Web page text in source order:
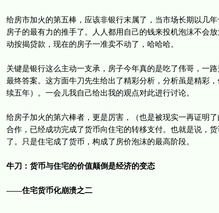
给房市加火的第五棒，应该非银行末属了，当市场长期以几
房子的最有力的推手了。人人都用自己的钱来投机泡沫不会
动按揭贷款，现在的房子一准卖不动了，哈哈哈。
关键是银行这么主动一支承，房子今年真的是吃了伟哥，一
最终答案。这方面牛刀先生给出了精彩分析，分析虽是精彩
续五年）。一会儿我自己给出我的观点对此进行讨论。
给房子加火的第六棒者，更是厉害，（也是被现实一再证明
合作，已经成功完成了货币向住宅的转移支付。也就是说，
了。只是住宅成了货币，构成了房价泡沫的最高阶段。
牛刀：货币与住宅的价值颠倒是经济的变态
——住宅货币化崩溃之二